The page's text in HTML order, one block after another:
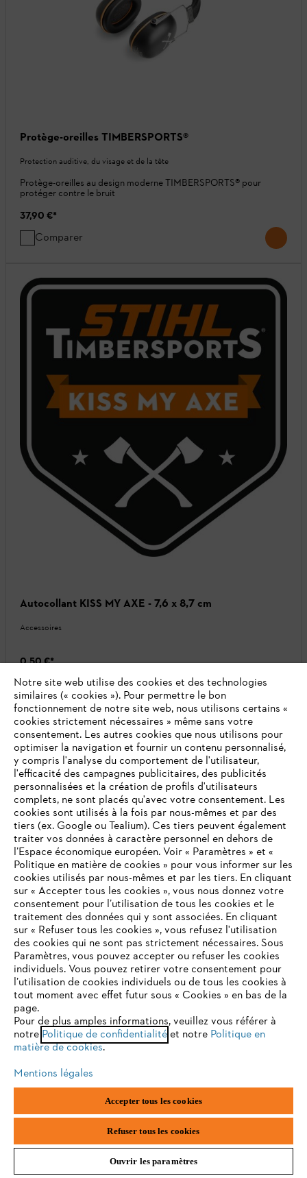
Protège-oreilles TIMBERSPORTS®
Protection auditive, du visage et de la tête
Protège-oreilles au design moderne TIMBERSPORTS® pour
protéger contre le bruit
37,90 €*
Comparer
Autocollant KISS MY AXE - 7,6 x 8,7 cm
Accessoires
0,50 €*
Comparer
20 SUR 36 PRODUITS
Afficher plus de produits
Accessoires et produits complémentaires
Accessoires et pièces de rechange
VOTRE NAVIGATEUR INTERNET
N'EST PLUS PRIS EN CHARGE
Vous utilisez un navigateur Internet que nous ne prenons plus
en charge, et certaines fonctionnalités de notre site ne
peuvent fonctionner correctement. Pour une utilisation
optimale de notre site, nous vous recommandons de passer à
l'un des navigateurs suivants :
firefox chrome
edge
Notre site web utilise des cookies et des technologies
similaires (« cookies »). Pour permettre le bon
fonctionnement de notre site web, nous utilisons certains «
cookies strictement nécessaires » même sans votre
consentement. Les autres cookies que nous utilisons pour
optimiser la navigation et fournir un contenu personnalisé,
y compris l'analyse du comportement de l'utilisateur,
l'efficacité des campagnes publicitaires, des publicités
personnalisées et la création de profils d'utilisateurs
complets, ne sont placés qu'avec votre consentement. Les
cookies sont utilisés à la fois par nous-mêmes et par des
tiers (ex. Google ou Tealium). Ces tiers peuvent également
traiter vos données à caractère personnel en dehors de
l’Espace économique européen. Voir « Paramètres » et «
Politique en matière de cookies » pour vous informer sur les
cookies utilisés par nous-mêmes et par les tiers. En cliquant
sur « Accepter tous les cookies », vous nous donnez votre
consentement pour l’utilisation de tous les cookies et le
traitement des données qui y sont associées. En cliquant
sur « Refuser tous les cookies », vous refusez l'utilisation
des cookies qui ne sont pas strictement nécessaires. Sous
Paramètres, vous pouvez accepter ou refuser les cookies
individuels. Vous pouvez retirer votre consentement pour
l’utilisation de cookies individuels ou de tous les cookies à
tout moment avec effet futur sous « Cookies » en bas de la
page.
Pour de plus amples informations, veuillez vous référer à
notre Politique de confidentialitéet notre Politique en
matière de cookies.
Mentions légales
Accepter tous les cookies
Refuser tous les cookies
Ouvrir les paramètres